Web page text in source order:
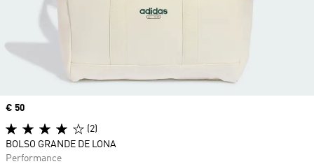
Precio
€ 50
(2)
BOLSO GRANDE DE LONA
Performance